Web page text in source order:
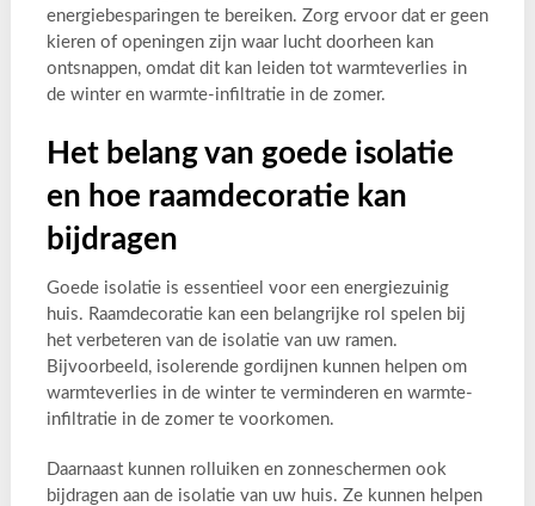
energiebesparingen te bereiken. Zorg ervoor dat er geen
kieren of openingen zijn waar lucht doorheen kan
ontsnappen, omdat dit kan leiden tot warmteverlies in
de winter en warmte-infiltratie in de zomer.
Het belang van goede isolatie
en hoe raamdecoratie kan
bijdragen
Goede isolatie is essentieel voor een energiezuinig
huis. Raamdecoratie kan een belangrijke rol spelen bij
het verbeteren van de isolatie van uw ramen.
Bijvoorbeeld, isolerende gordijnen kunnen helpen om
warmteverlies in de winter te verminderen en warmte-
infiltratie in de zomer te voorkomen.
Daarnaast kunnen rolluiken en zonneschermen ook
bijdragen aan de isolatie van uw huis. Ze kunnen helpen